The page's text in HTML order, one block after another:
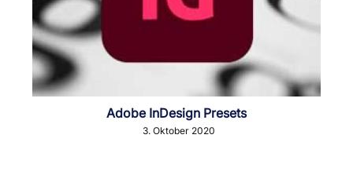
Adobe InDesign Presets
3. Oktober 2020